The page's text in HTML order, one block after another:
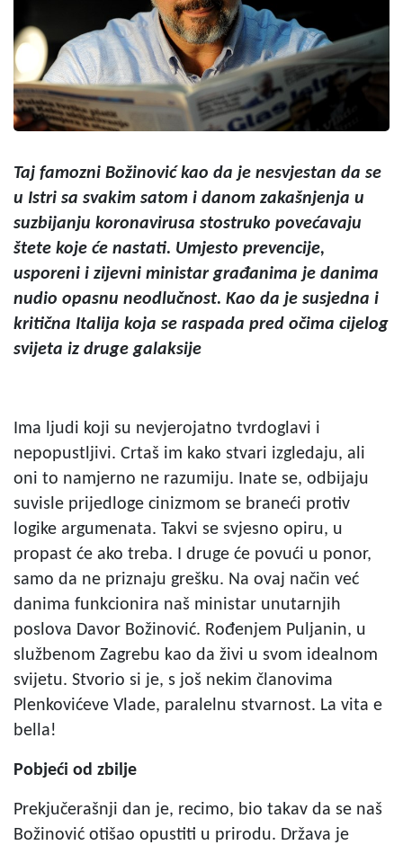
Taj famozni Božinović kao da je nesvjestan da se
u Istri sa svakim satom i danom zakašnjenja u
suzbijanju koronavirusa stostruko povećavaju
štete koje će nastati. Umjesto prevencije,
usporeni i zijevni ministar građanima je danima
nudio opasnu neodlučnost. Kao da je susjedna i
kritična Italija koja se raspada pred očima cijelog
svijeta iz druge galaksije
Ima ljudi koji su nevjerojatno tvrdoglavi i
nepopustljivi. Crtaš im kako stvari izgledaju, ali
oni to namjerno ne razumiju. Inate se, odbijaju
suvisle prijedloge cinizmom se braneći protiv
logike argumenata. Takvi se svjesno opiru, u
propast će ako treba. I druge će povući u ponor,
samo da ne priznaju grešku. Na ovaj način već
danima funkcionira naš ministar unutarnjih
poslova Davor Božinović. Rođenjem Puljanin, u
službenom Zagrebu kao da živi u svom idealnom
svijetu. Stvorio si je, s još nekim članovima
Plenkovićeve Vlade, paralelnu stvarnost. La vita e
bella!
Pobjeći od zbilje
Prekjučerašnji dan je, recimo, bio takav da se naš
Božinović otišao opustiti u prirodu. Država je